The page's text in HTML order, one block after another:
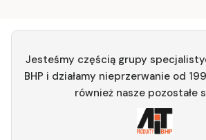
Jesteśmy częścią grupy
BHP i działamy nieprzerwanie od
również nasze pozostałe